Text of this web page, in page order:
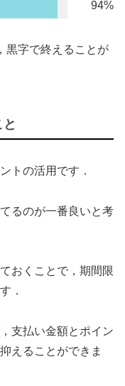
94%
黒字で終えることが
トの活用です．
るのが一番良いと考
おくことで，期間限
．
支払い金額とポイン
えることができま